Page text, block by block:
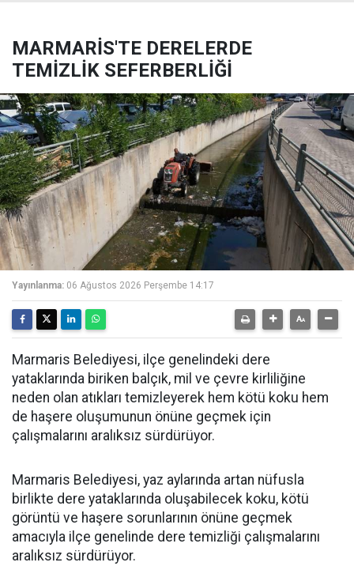
MARMARİS'TE DERELERDE
TEMİZLİK SEFERBERLİĞİ
Yayınlanma: 06 Ağustos 2026 Perşembe 14:17
Marmaris Belediyesi, ilçe genelindeki dere
yataklarında biriken balçık, mil ve çevre kirliliğine
neden olan atıkları temizleyerek hem kötü koku hem
de haşere oluşumunun önüne geçmek için
çalışmalarını aralıksız sürdürüyor.
Marmaris Belediyesi, yaz aylarında artan nüfusla
birlikte dere yataklarında oluşabilecek koku, kötü
görüntü ve haşere sorunlarının önüne geçmek
amacıyla ilçe genelinde dere temizliği çalışmalarını
aralıksız sürdürüyor.